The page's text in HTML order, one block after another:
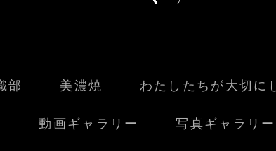
部 美濃焼 わたしたちが大切に
動画ギャラリー 写真ギャラリー